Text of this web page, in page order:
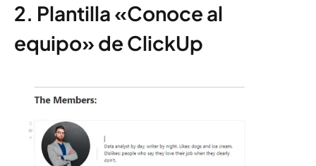
2. Plantilla «Conoce al
equipo» de ClickUp